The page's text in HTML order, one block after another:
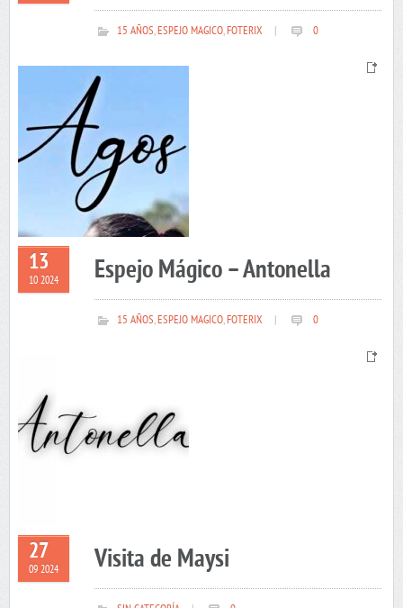
15 AÑOS,ESPEJO MAGICO,FOTERIX 0
13
10 2024 Espejo Mágico – Antonella
15 AÑOS,ESPEJO MAGICO,FOTERIX 0
27
09 2024 Visita de Maysi